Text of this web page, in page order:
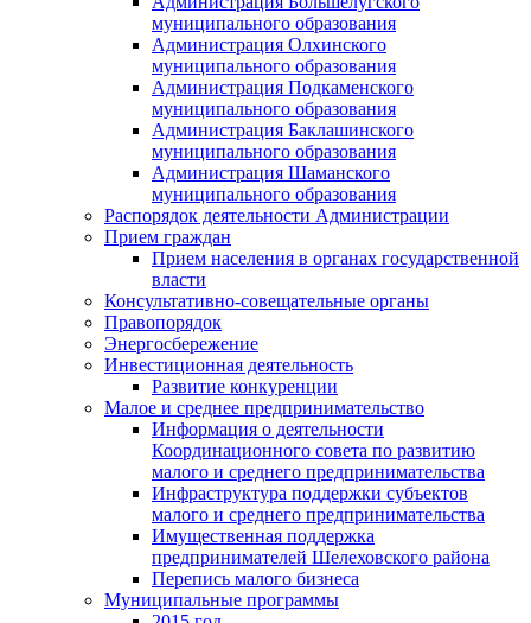
муниципального образования
Администрация Олхинского
муниципального образования
Администрация Подкаменского
муниципального образования
Администрация Баклашинского
муниципального образования
Администрация Шаманского
муниципального образования
Распорядок деятельности Администрации
Прием граждан
Прием населения в органах государственной
власти
Консультативно-совещательные органы
Правопорядок
Энергосбережение
Инвестиционная деятельность
Развитие конкуренции
Малое и среднее предпринимательство
Информация о деятельности
Координационного совета по развитию
малого и среднего предпринимательства
Инфраструктура поддержки субъектов
малого и среднего предпринимательства
Имущественная поддержка
предпринимателей Шелеховского района
Перепись малого бизнеса
Муниципальные программы